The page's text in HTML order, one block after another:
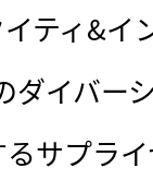
ティ&イ
ダイバー
サプラ